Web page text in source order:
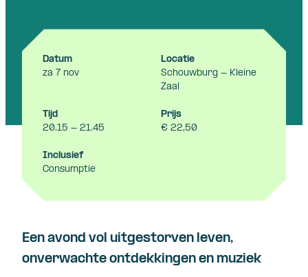
Datum
za 7 nov
Locatie
Schouwburg - Kleine
Zaal
Tijd
20.15 - 21.45
Prijs
€ 22,50
Inclusief
Consumptie
Een avond vol uitgestorven leven,
onverwachte ontdekkingen en muziek